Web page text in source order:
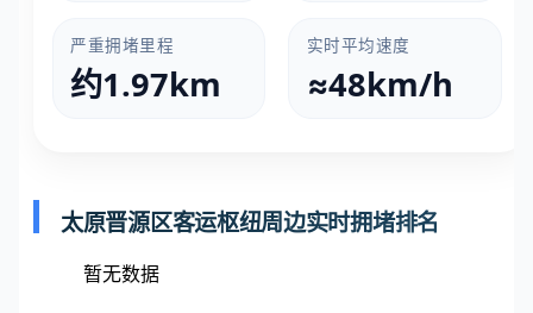
严重拥堵里程
约1.97km
实时平均速度
≈48km/h
太原晋源区客运枢纽周边实时拥堵排名
暂无数据